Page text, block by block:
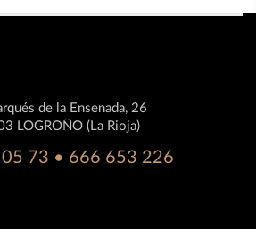
de la Ensenada, 26
LOGROÑO (La Rioja)
73 • 666 653 226